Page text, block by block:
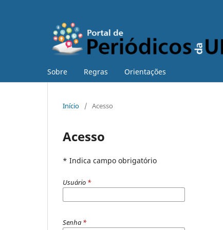
Sobre Regras Orientações
Início / Acesso
Acesso
* Indica campo obrigatório
Usuário *
Senha *